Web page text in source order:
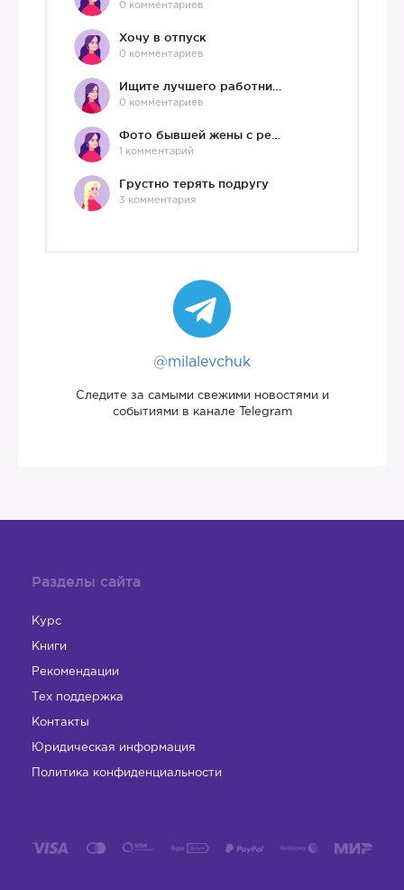
0 комментариев
Хочу в отпуск
0 комментариев
0 комментариев
1 комментарий
Грустно терять подругу
3 комментария
@milalevchuk
Следите за самыми свежими новостями и
событиями в канале Telegram
Разделы сайта
Курс
Книги
Рекомендации
Тех поддержка
Контакты
Юридическая информация
Политика конфиденциальности